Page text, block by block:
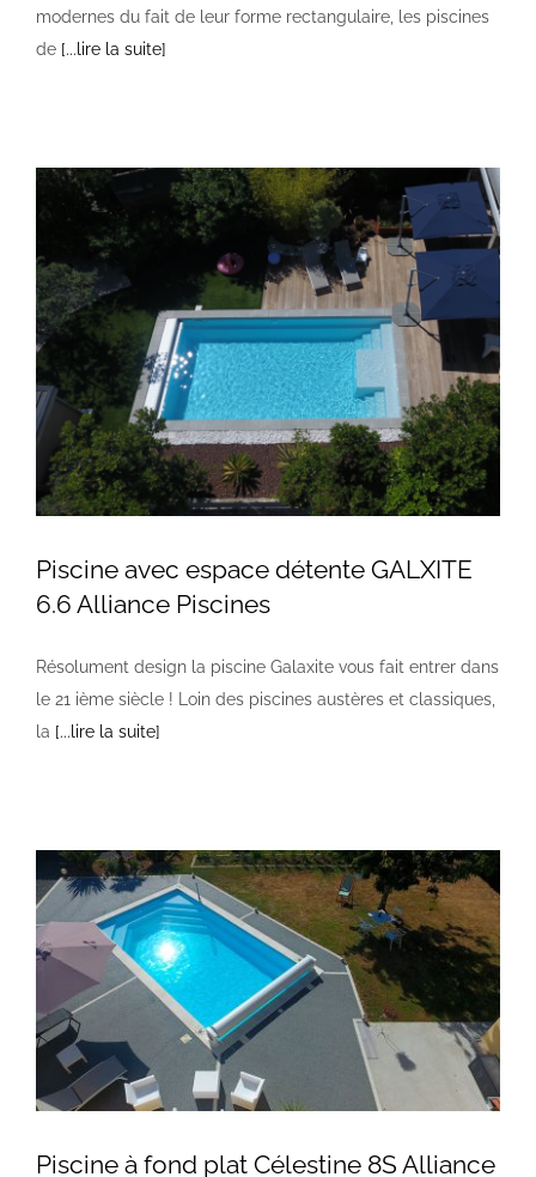
modernes du fait de leur forme rectangulaire, les piscines
de [...lire la suite]
Piscine avec espace détente GALXITE
6.6 Alliance Piscines
Résolument design la piscine Galaxite vous fait entrer dans
le 21 ième siècle ! Loin des piscines austères et classiques,
la [...lire la suite]
Piscine à fond plat Célestine 8S Alliance